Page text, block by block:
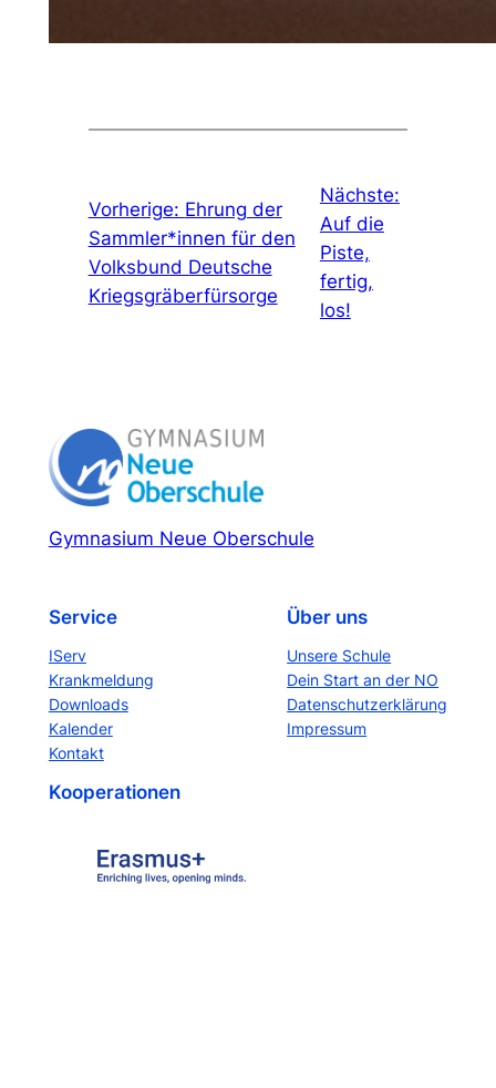
Vorherige: Ehrung der
Sammler*innen für den
Volksbund Deutsche
Kriegsgräberfürsorge
Nächste:
Auf die
Piste,
fertig,
los!
Gymnasium Neue Oberschule
Service
IServ
Krankmeldung
Downloads
Kalender
Kontakt
Über uns
Unsere Schule
Dein Start an der NO
Datenschutzerklärung
Impressum
Kooperationen